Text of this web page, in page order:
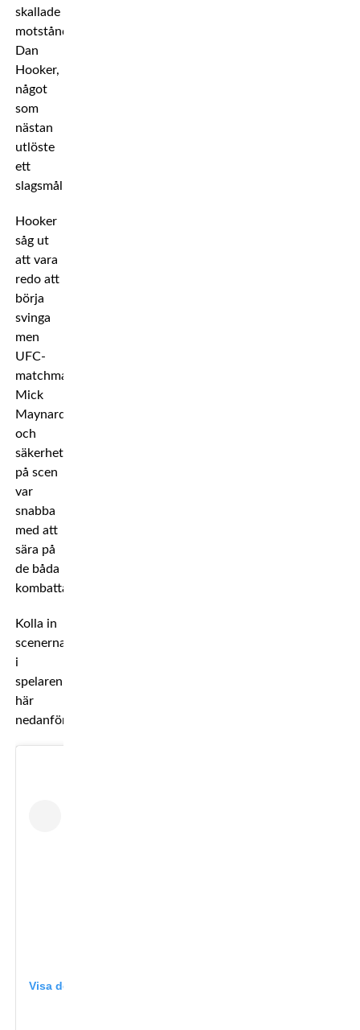
skallade
motståndaren
Dan
Hooker,
något
som
nästan
utlöste
ett
slagsmål.
Hooker
såg ut
att vara
redo att
börja
svinga
men
UFC-
matchmakern
Mick
Maynard
och
säkerhetspersonalen
på scen
var
snabba
med att
sära på
de båda
kombattanterna.
Kolla in
scenerna
i
spelaren
här
nedanför.
Visa detta inlägg på Instagram